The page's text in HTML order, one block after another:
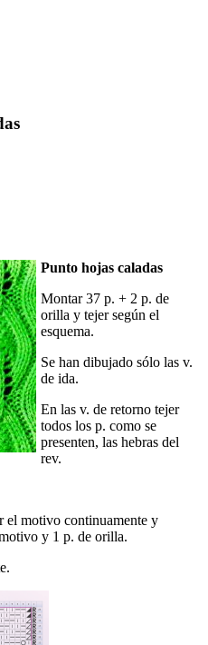
Punto hojas caladas
Montar 37 p. + 2 p. de
orilla y tejer según el
esquema.
Se han dibujado sólo las v.
de ida.
En las v. de retorno tejer
todos los p. como se
presenten, las hebras del
rev.
el motivo continuamente y
y 1 p. de orilla.